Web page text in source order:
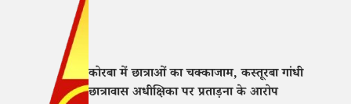
कोरबा में छात्राओं का चक्काजाम, कस्तूरबा गांधी
छात्रावास अधीक्षिका पर प्रताड़ना के आरोप